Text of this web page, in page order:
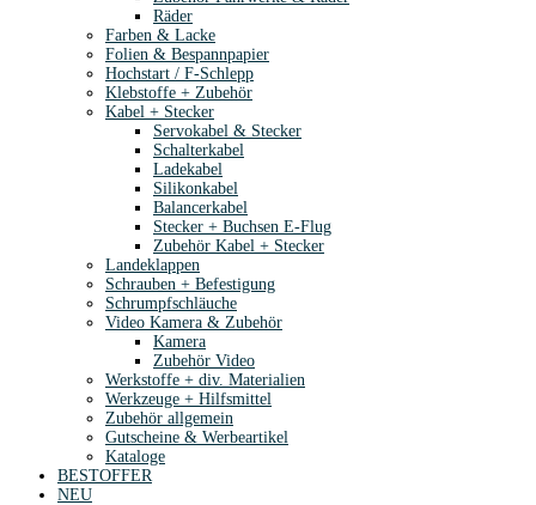
Räder
Farben & Lacke
Folien & Bespannpapier
Hochstart / F-Schlepp
Klebstoffe + Zubehör
Kabel + Stecker
Servokabel & Stecker
Schalterkabel
Ladekabel
Silikonkabel
Balancerkabel
Stecker + Buchsen E-Flug
Zubehör Kabel + Stecker
Landeklappen
Schrauben + Befestigung
Schrumpfschläuche
Video Kamera & Zubehör
Kamera
Zubehör Video
Werkstoffe + div. Materialien
Werkzeuge + Hilfsmittel
Zubehör allgemein
Gutscheine & Werbeartikel
Kataloge
BESTOFFER
NEU